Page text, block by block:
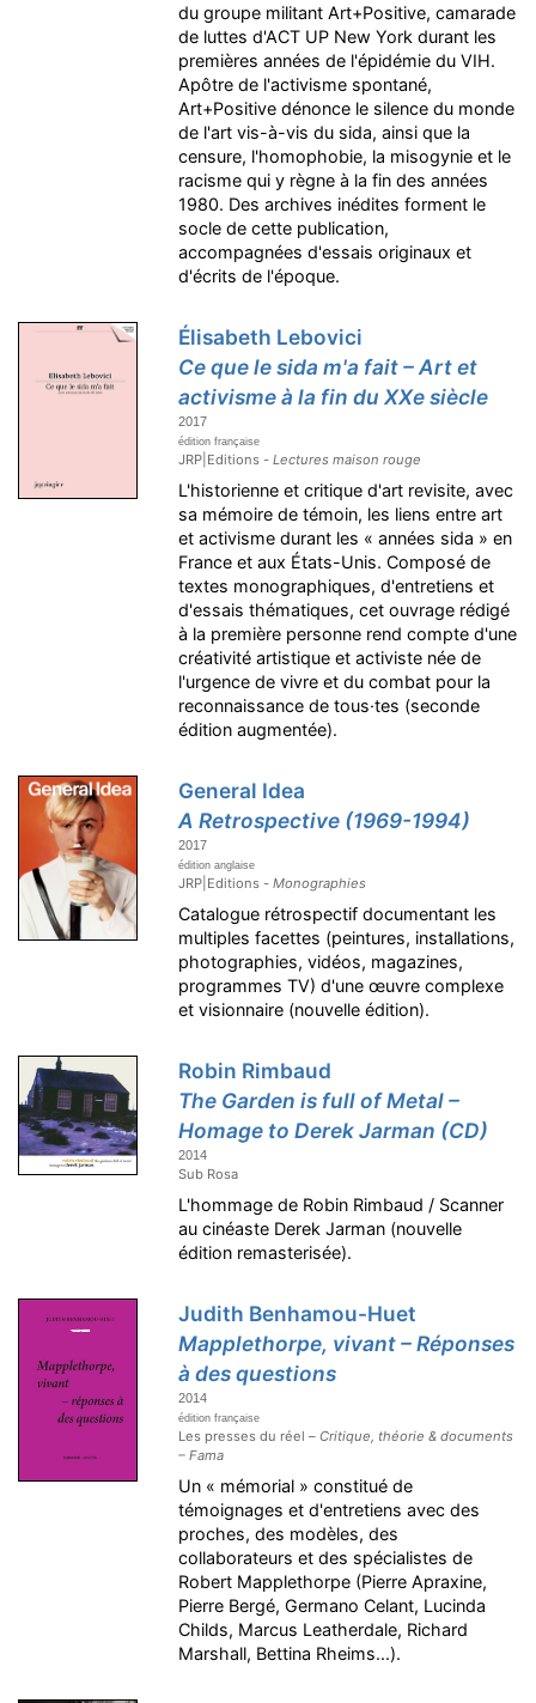
du groupe militant Art+Positive, camarade
de luttes d'ACT UP New York durant les
premières années de l'épidémie du VIH.
Apôtre de l'activisme spontané,
Art+Positive dénonce le silence du monde
de l'art vis-à-vis du sida, ainsi que la
censure, l'homophobie, la misogynie et le
racisme qui y règne à la fin des années
1980. Des archives inédites forment le
socle de cette publication,
accompagnées d'essais originaux et
d'écrits de l'époque.
Élisabeth Lebovici
Ce que le sida m'a fait – Art et
activisme à la fin du XXe siècle
2017
édition française
JRP|Editions -Lectures maison rouge
L'historienne et critique d'art revisite, avec
sa mémoire de témoin, les liens entre art
et activisme durant les « années sida » en
France et aux États-Unis. Composé de
textes monographiques, d'entretiens et
d'essais thématiques, cet ouvrage rédigé
à la première personne rend compte d'une
créativité artistique et activiste née de
l'urgence de vivre et du combat pour la
reconnaissance de tous·tes (seconde
édition augmentée).
General Idea
A Retrospective (1969-1994)
2017
édition anglaise
JRP|Editions -Monographies
Catalogue rétrospectif documentant les
multiples facettes (peintures, installations,
photographies, vidéos, magazines,
programmes TV) d'une œuvre complexe
et visionnaire (nouvelle édition).
Robin Rimbaud
The Garden is full of Metal –
Homage to Derek Jarman (CD)
2014
Sub Rosa
L'hommage de Robin Rimbaud / Scanner
au cinéaste Derek Jarman (nouvelle
édition remasterisée).
Judith Benhamou-Huet
Mapplethorpe, vivant – Réponses
à des questions
2014
édition française
Les presses du réel –Critique, théorie & documents
– Fama
Un « mémorial » constitué de
témoignages et d'entretiens avec des
proches, des modèles, des
collaborateurs et des spécialistes de
Robert Mapplethorpe (Pierre Apraxine,
Pierre Bergé, Germano Celant, Lucinda
Childs, Marcus Leatherdale, Richard
Marshall, Bettina Rheims...).